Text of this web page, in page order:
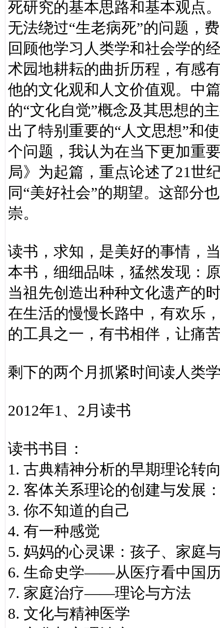
死研究的基本思路和基本观点
无法绕过“生老病死”的问题，
回顾他学习人类学和社会学的
术园地耕耘的曲折历程，有感
他的文化观和人文价值观。中
的“文化自觉”概念及其思想的
出了特别重要的“人文思想”和
个问题，我认为在当下更加重
局》为起篇，重点论述了21世
同“美好社会”的期望。这部分
崇。
读书，求知，是美好的事情，
本书，细细品味，猛然发现：
当祖先创造出种种文化遗产的
在生活的慢慢长路中，有欢乐
的工具之一，有书相伴，让痛
剩下的两个月抓紧时间读人类
2012年1、2月读书
读书书目：
1. 古典精神分析的早期理论转
2. 客体关系理论的创建与发展
3. 你不知道的自己
4. 有一种感觉
5. 妈妈的心灵课：孩子、家庭
6. 生命史学——从医疗看中国
7. 家庭治疗——理论与方法
8. 文化与精神医学